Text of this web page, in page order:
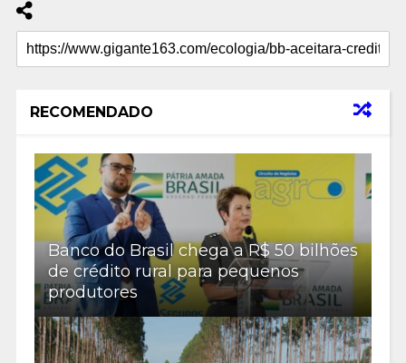
RECOMENDADO
Banco do Brasil chega a R$ 50 bilhões
de crédito rural para pequenos
produtores